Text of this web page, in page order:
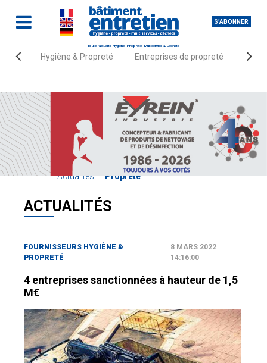
S'ABONNER
Toute l'actualité Hygiène, Propreté, Multiservice & Déchets
Hygiène & Propreté Entreprises de propreté
Accueil
Actualités
Fournisseurs Hygiène &
Propreté
ACTUALITÉS
FOURNISSEURS HYGIÈNE &
PROPRETÉ
8 MARS 2022
14:16:00
4 entreprises sanctionnées à hauteur de 1,5
M€